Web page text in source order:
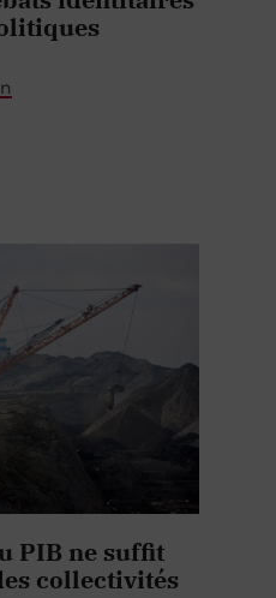
PIB ne suffit
collectivités